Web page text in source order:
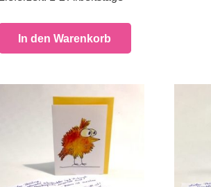
In den Warenkorb